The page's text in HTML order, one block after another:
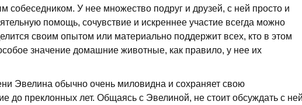
собеседником. У нее множество подруг и друзей, с ней просто и
помощь, сочувствие и искреннее участие всегда можно
своим опытом или материально поддержит всех, кто в этом
значение домашние животные, как правило, у нее их
Эвелина обычно очень миловидна и сохра­няет свою
до преклонных лет. Общаясь с Эвелиной, не стоит обсуждать с